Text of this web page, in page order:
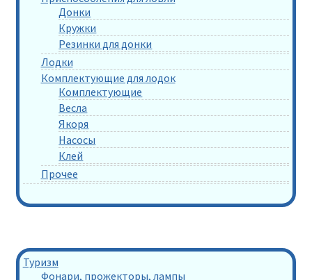
Донки
Кружки
Резинки для донки
Лодки
Комплектующие для лодок
Комплектующие
Весла
Якоря
Насосы
Клей
Прочее
Туризм
Фонари, прожекторы, лампы